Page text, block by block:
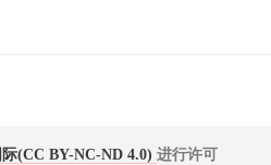
(CC BY-NC-ND 4.0) 进行许可